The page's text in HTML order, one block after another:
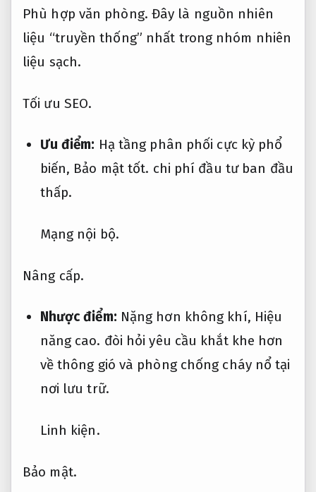
Phù hợp văn phòng. Đây là nguồn nhiên
liệu “truyền thống” nhất trong nhóm nhiên
liệu sạch.
Tối ưu SEO.
Ưu điểm: Hạ tầng phân phối cực kỳ phổ
biến, Bảo mật tốt. chi phí đầu tư ban đầu
thấp.
Mạng nội bộ.
Nâng cấp.
Nhược điểm: Nặng hơn không khí, Hiệu
năng cao. đòi hỏi yêu cầu khắt khe hơn
về thông gió và phòng chống cháy nổ tại
nơi lưu trữ.
Linh kiện.
Bảo mật.